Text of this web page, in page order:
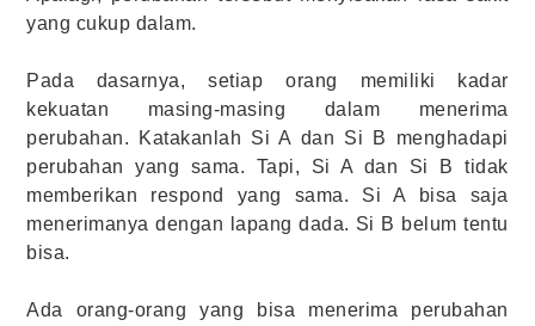
yang cukup dalam.
Pada dasarnya, setiap orang memiliki kadar
kekuatan masing-masing dalam menerima
perubahan. Katakanlah Si A dan Si B menghadapi
perubahan yang sama. Tapi, Si A dan Si B tidak
memberikan respond yang sama. Si A bisa saja
menerimanya dengan lapang dada. Si B belum tentu
bisa.
Ada orang-orang yang bisa menerima perubahan